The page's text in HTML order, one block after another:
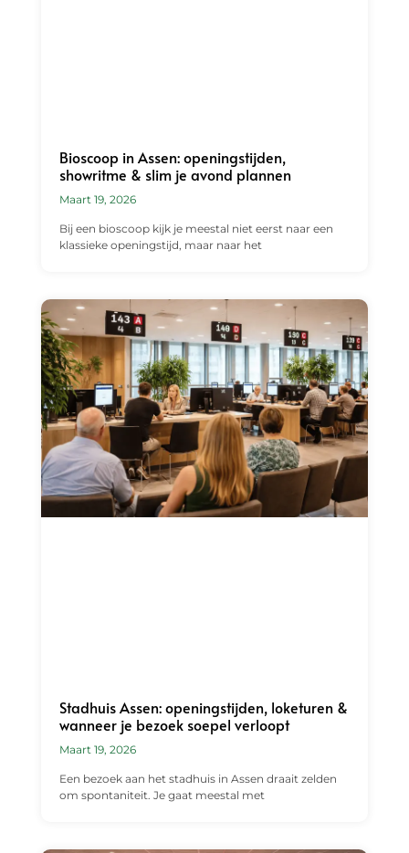
Bioscoop in Assen: openingstijden,
showritme & slim je avond plannen
Maart 19, 2026
Bij een bioscoop kijk je meestal niet eerst naar een
klassieke openingstijd, maar naar het
Stadhuis Assen: openingstijden, loketuren &
wanneer je bezoek soepel verloopt
Maart 19, 2026
Een bezoek aan het stadhuis in Assen draait zelden
om spontaniteit. Je gaat meestal met